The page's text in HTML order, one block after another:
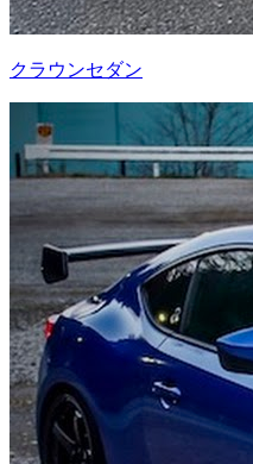
クラウンセダン